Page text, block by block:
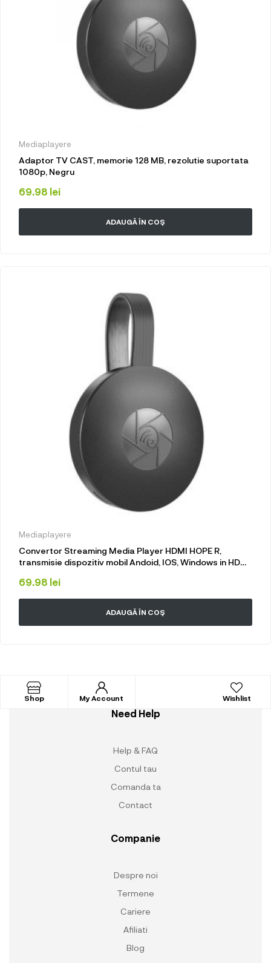
Mediaplayere
Adaptor TV CAST, memorie 128 MB, rezolutie suportata
1080p, Negru
69.98 lei
ADAUGĂ ÎN COȘ
Mediaplayere
Convertor Streaming Media Player HDMI HOPE R,
transmisie dispozitiv mobil Andoid, IOS, Windows in HDMI
69.98 lei
ADAUGĂ ÎN COȘ
Shop My Account Wishlist
Need Help
Help & FAQ
Contul tau
Comanda ta
Contact
Companie
Despre noi
Termene
Cariere
Afiliati
Blog